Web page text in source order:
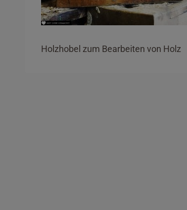
Holzhobel zum Bearbeiten von Holz